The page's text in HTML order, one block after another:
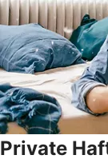
Private